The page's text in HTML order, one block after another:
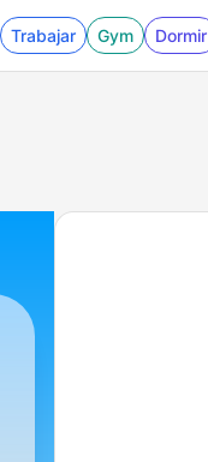
Trabajar Gym Dormir